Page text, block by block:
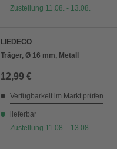
Zustellung 11.08. - 13.08.
LIEDECO
Träger, Ø 16 mm, Metall
12,99 €
Verfügbarkeit im Markt prüfen
lieferbar
Zustellung 11.08. - 13.08.